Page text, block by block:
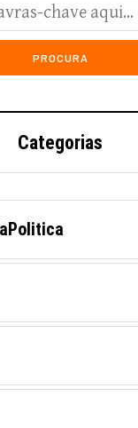
Categorias